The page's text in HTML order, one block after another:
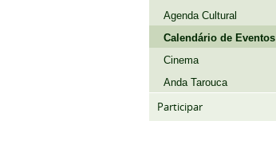
Agenda Cultural
Calendário de Eventos
Cinema
Anda Tarouca
Participar